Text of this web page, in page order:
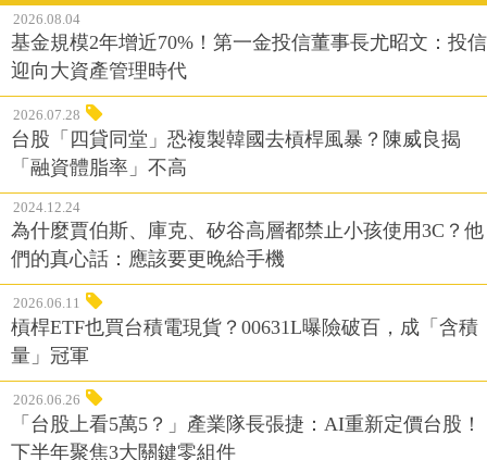
2026.08.04
基金規模2年增近70%！第一金投信董事長尤昭文：投信
迎向大資產管理時代
2026.07.28
台股「四貸同堂」恐複製韓國去槓桿風暴？陳威良揭
「融資體脂率」不高
2024.12.24
為什麼賈伯斯、庫克、矽谷高層都禁止小孩使用3C？他
們的真心話：應該要更晚給手機
2026.06.11
槓桿ETF也買台積電現貨？00631L曝險破百，成「含積
量」冠軍
2026.06.26
「台股上看5萬5？」產業隊長張捷：AI重新定價台股！
下半年聚焦3大關鍵零組件